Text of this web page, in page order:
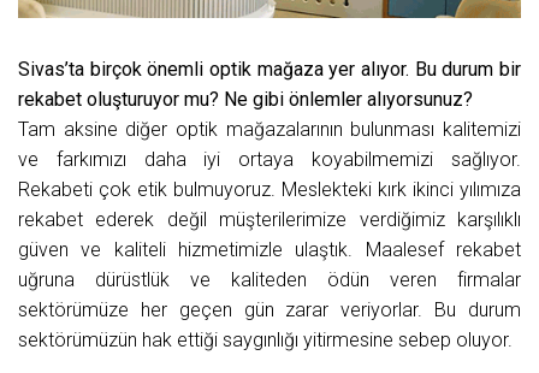
Sivas’ta birçok önemli optik mağaza yer alıyor. Bu durum bir
rekabet oluşturuyor mu? Ne gibi önlemler alıyorsunuz?
Tam aksine diğer optik mağazalarının bulunması kalitemizi
ve farkımızı daha iyi ortaya koyabilmemizi sağlıyor.
Rekabeti çok etik bulmuyoruz. Meslekteki kırk ikinci yılımıza
rekabet ederek değil müşterilerimize verdiğimiz karşılıklı
güven ve kaliteli hizmetimizle ulaştık. Maalesef rekabet
uğruna dürüstlük ve kaliteden ödün veren firmalar
sektörümüze her geçen gün zarar veriyorlar. Bu durum
sektörümüzün hak ettiği saygınlığı yitirmesine sebep oluyor.